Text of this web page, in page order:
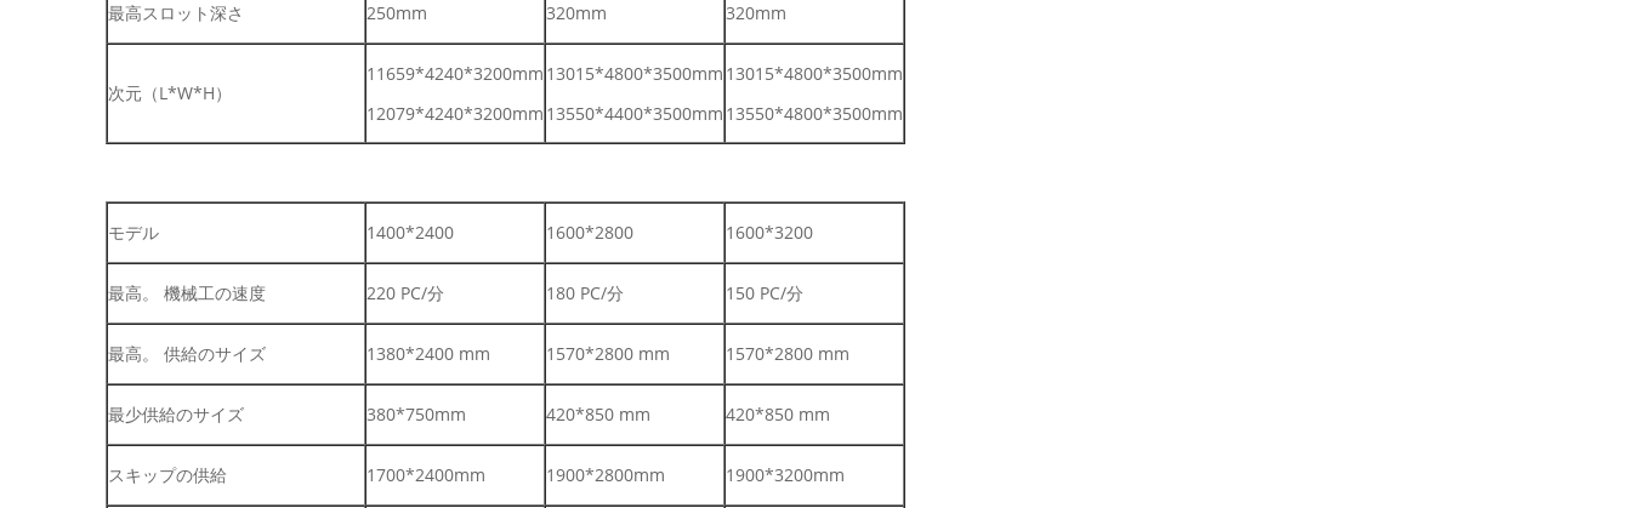
最高スロット深さ 250mm 320mm 320mm
次元（L*W*H）
11659*4240*3200mm
12079*4240*3200mm
13015*4800*3500mm
13550*4400*3500mm
13015*4800*3500mm
13550*4800*3500mm
モデル 1400*2400 1600*2800 1600*3200
最高。 機械工の速度 220 PC/分 180 PC/分 150 PC/分
最高。 供給のサイズ 1380*2400 mm 1570*2800 mm 1570*2800 mm
最少供給のサイズ 380*750mm 420*850 mm 420*850 mm
スキップの供給 1700*2400mm 1900*2800mm 1900*3200mm